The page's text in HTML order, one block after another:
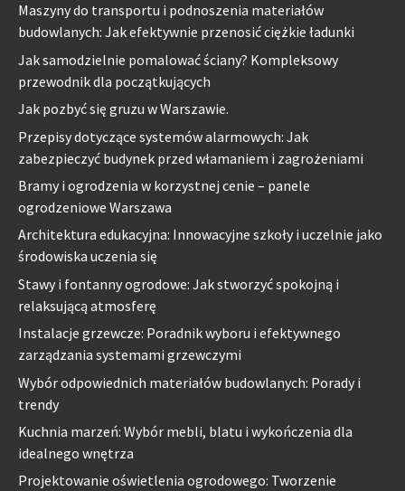
Maszyny do transportu i podnoszenia materiałów
budowlanych: Jak efektywnie przenosić ciężkie ładunki
Jak samodzielnie pomalować ściany? Kompleksowy
przewodnik dla początkujących
Jak pozbyć się gruzu w Warszawie.
Przepisy dotyczące systemów alarmowych: Jak
zabezpieczyć budynek przed włamaniem i zagrożeniami
Bramy i ogrodzenia w korzystnej cenie – panele
ogrodzeniowe Warszawa
Architektura edukacyjna: Innowacyjne szkoły i uczelnie jako
środowiska uczenia się
Stawy i fontanny ogrodowe: Jak stworzyć spokojną i
relaksującą atmosferę
Instalacje grzewcze: Poradnik wyboru i efektywnego
zarządzania systemami grzewczymi
Wybór odpowiednich materiałów budowlanych: Porady i
trendy
Kuchnia marzeń: Wybór mebli, blatu i wykończenia dla
idealnego wnętrza
Projektowanie oświetlenia ogrodowego: Tworzenie